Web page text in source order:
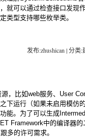
就可以通过检查接口发现
类型支持哪些枚举类。
发布:zhushican | 分类
，比如web服务、User
下运行（如果未启用模仿
能。为了可以生成
Framework中的编译器
多的许可需求。